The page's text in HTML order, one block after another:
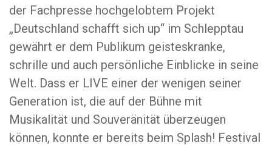
der Fachpresse hochgelobtem Projekt
„Deutschland schafft sich up“ im Schlepptau
gewährt er dem Publikum geisteskranke,
schrille und auch persönliche Einblicke in seine
Welt. Dass er LIVE einer der wenigen seiner
Generation ist, die auf der Bühne mit
Musikalität und Souveränität überzeugen
können, konnte er bereits beim Splash! Festival